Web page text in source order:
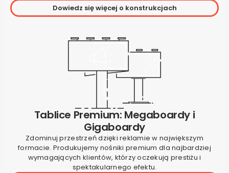
Dowiedz się więcej o konstrukcjach
Tablice Premium: Megaboardy i
Gigaboardy
Zdominuj przestrzeń dzięki reklamie w największym
formacie. Produkujemy nośniki premium dla najbardziej
wymagających klientów, którzy oczekują prestiżu i
spektakularnego efektu.